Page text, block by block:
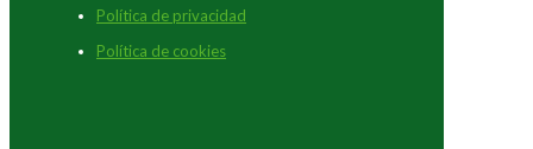
Política de privacidad
Política de cookies